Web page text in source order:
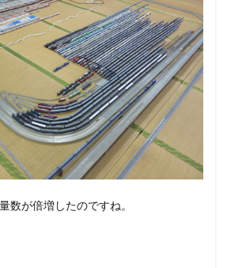
数が倍増したのですね。